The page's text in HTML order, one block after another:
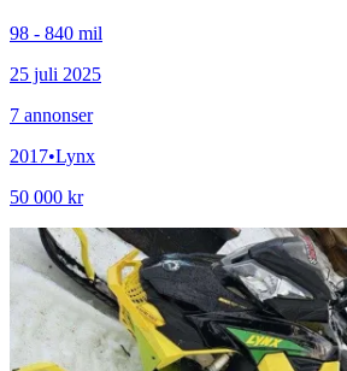
98 - 840 mil
25 juli 2025
7 annonser
2017•Lynx
50 000 kr